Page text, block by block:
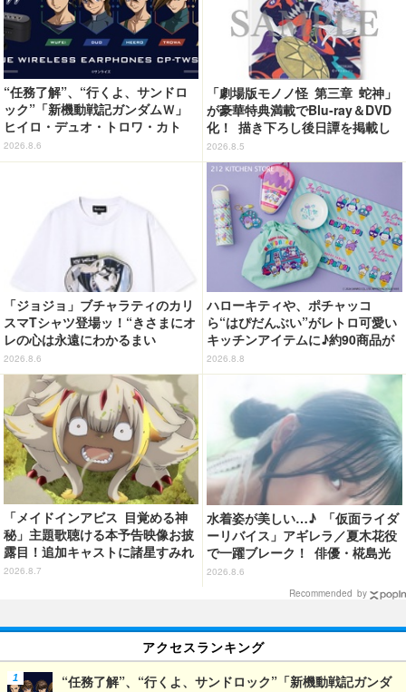
“任務了解”、“行くよ、サンドロ
ック”「新機動戦記ガンダムＷ」
ヒイロ・デュオ・トロワ・カト
ル・五飛の声がする…！ 新規録
り下ろしボイス搭載のワイヤレス
2026.8.6
「劇場版モノノ怪 第三章 蛇神」
が豪華特典満載でBlu-ray＆DVD
化！ 描き下ろし後日譚を掲載し
たブックレットなど
2026.8.5
「ジョジョ」ブチャラティのカリ
スマTシャツ登場ッ！“きさまにオ
レの心は永遠にわかるまい
ッ！”や感動のクライマックスを
デザイン
2026.8.6
ハローキティや、ポチャッコ
ら“はぴだんぶい”がレトロ可愛い
キッチンアイテムに♪約90商品が
登場【212 KITCHEN STORE】
2026.8.8
「メイドインアビス 目覚める神
秘」主題歌聴ける本予告映像お披
露目！追加キャストに諸星すみれ
&星野貴紀
2026.8.7
水着姿が美しい…♪ 「仮面ライダ
ーリバイス」アギレラ／夏木花役
で一躍ブレーク！ 俳優・椛島光
の2nd写真集が予約開始
2026.8.6
Recommended by
アクセスランキング
“任務了解”、“行くよ、サンドロック”「新機動戦記ガンダ